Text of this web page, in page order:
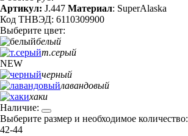
Артикул: J.447 Материал: SuperAlaska
Код ТНВЭД: 6110309900
Выберите цвет:
белый
т.серый
NEW
черный
лавандовый
хаки
Наличие:
Выберите размер и необходимое количество:
42-44